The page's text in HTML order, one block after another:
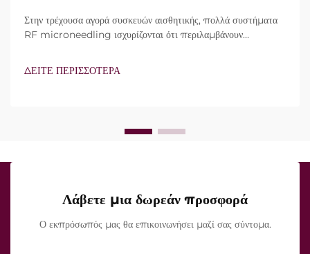
Στην τρέχουσα αγορά συσκευών αισθητικής, πολλά συστήματα
RF microneedling ισχυρίζονται ότι περιλαμβάνουν
χαρακτηριστικά υπάρχουν, αλλά πώς λειτουργούν ακριβώς κατά
ΔΕΙΤΕ ΠΕΡΙΣΣΟΤΕΡΑ
Λάβετε μια δωρεάν προσφορά
Ο εκπρόσωπός μας θα επικοινωνήσει μαζί σας σύντομα.